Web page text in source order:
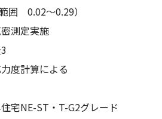
～0.29）
測定実施
3
算による
宅NE-ST・T-G2グレード